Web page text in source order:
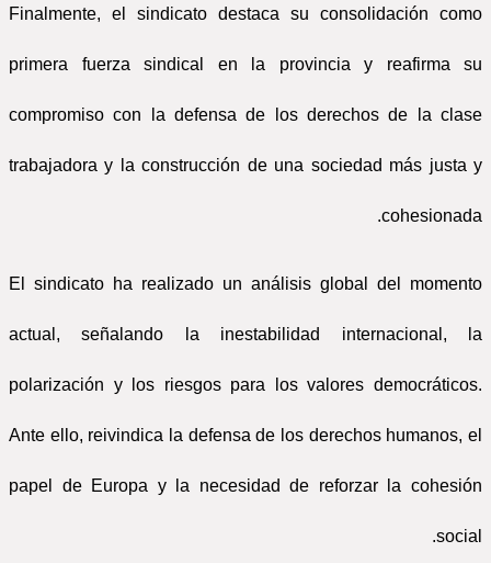
Finalmente, el sindicato destaca su consolidación como
primera fuerza sindical en la provincia y reafirma su
compromiso con la defensa de los derechos de la clase
trabajadora y la construcción de una sociedad más justa y
cohesionada.
El sindicato ha realizado un análisis global del momento
actual, señalando la inestabilidad internacional, la
polarización y los riesgos para los valores democráticos.
Ante ello, reivindica la defensa de los derechos humanos, el
papel de Europa y la necesidad de reforzar la cohesión
social.